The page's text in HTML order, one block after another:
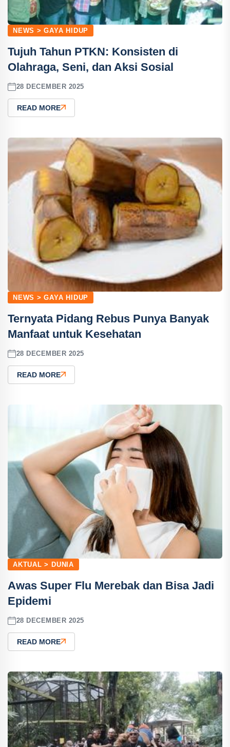
NEWS > GAYA HIDUP
Tujuh Tahun PTKN: Konsisten di
Olahraga, Seni, dan Aksi Sosial
28 DECEMBER 2025
READ MORE
NEWS > GAYA HIDUP
Ternyata Pidang Rebus Punya Banyak
Manfaat untuk Kesehatan
28 DECEMBER 2025
READ MORE
AKTUAL > DUNIA
Awas Super Flu Merebak dan Bisa Jadi
Epidemi
28 DECEMBER 2025
READ MORE